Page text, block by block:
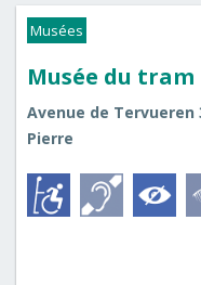
Musées
Musée du
Avenue de Tervueren
Pierre